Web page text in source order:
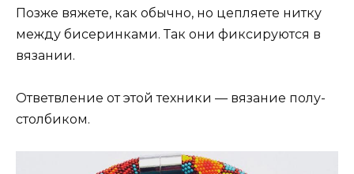
Позже вяжете, как обычно, но цепляете нитку
между бисеринками. Так они фиксируются в
вязании.
Ответвление от этой техники — вязание полу-
столбиком.